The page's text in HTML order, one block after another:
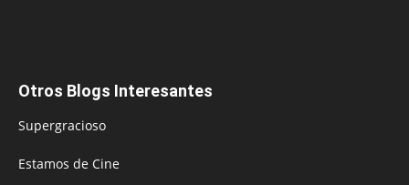
Otros Blogs Interesantes
Supergracioso
Estamos de Cine